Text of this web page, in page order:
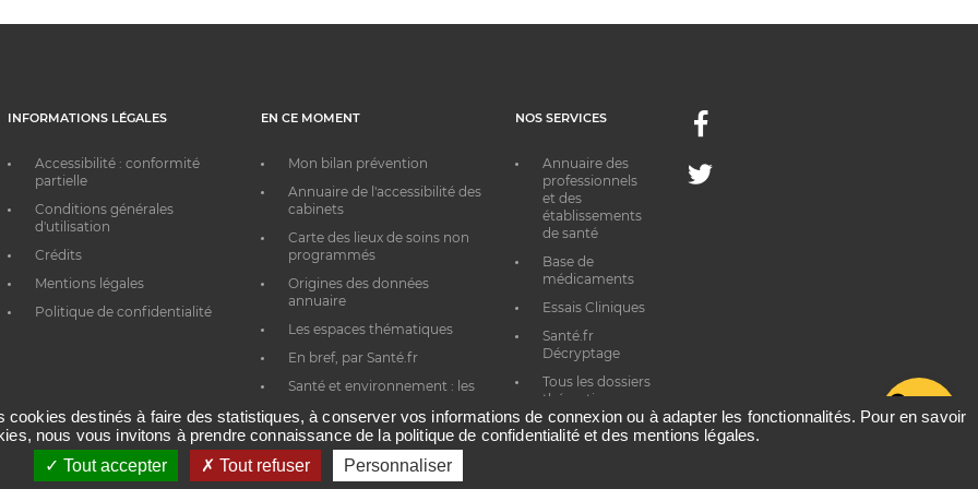
INFORMATIONS LÉGALES
Accessibilité : conformité
partielle
Conditions générales
d'utilisation
Crédits
Mentions légales
Politique de confidentialité
EN CE MOMENT
Mon bilan prévention
Annuaire de l'accessibilité des
cabinets
Carte des lieux de soins non
programmés
Origines des données
annuaire
Les espaces thématiques
En bref, par Santé.fr
Santé et environnement : les
NOS SERVICES
Annuaire des
professionnels
et des
établissements
de santé
Base de
médicaments
Essais Cliniques
Santé.fr
Décryptage
Tous les dossiers
thématiques
Facebook
Twitter
cookies destinés à faire des statistiques, à conserver vos informations de connexion ou à adapter les fonctionnalités. Pour en savoir
nous vous invitons à prendre connaissance de la politique de confidentialité et des mentions légales.
Tout accepter
Tout refuser Personnaliser